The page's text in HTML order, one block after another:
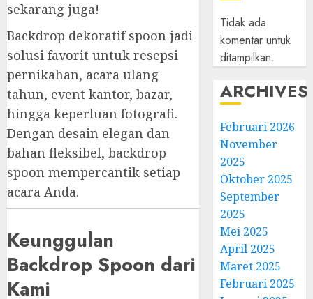
sekarang juga!
Backdrop dekoratif spoon jadi
solusi favorit untuk resepsi
pernikahan, acara ulang
tahun, event kantor, bazar,
hingga keperluan fotografi.
Dengan desain elegan dan
bahan fleksibel, backdrop
spoon mempercantik setiap
acara Anda.
Keunggulan
Backdrop Spoon dari
Kami
Tidak ada
komentar untuk
ditampilkan.
ARCHIVES
Februari 2026
November
2025
Oktober 2025
September
2025
Mei 2025
April 2025
Maret 2025
Februari 2025